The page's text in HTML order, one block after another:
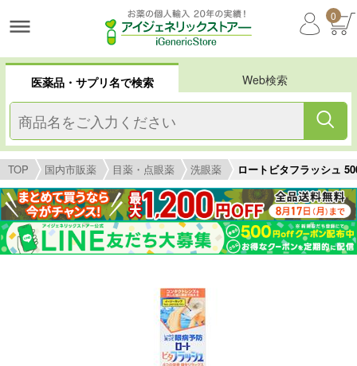
0
医薬品・サプリ名で検索 Web検索
TOP 国内市販薬 目薬・点眼薬 洗眼薬 ロートビタフラッシュ